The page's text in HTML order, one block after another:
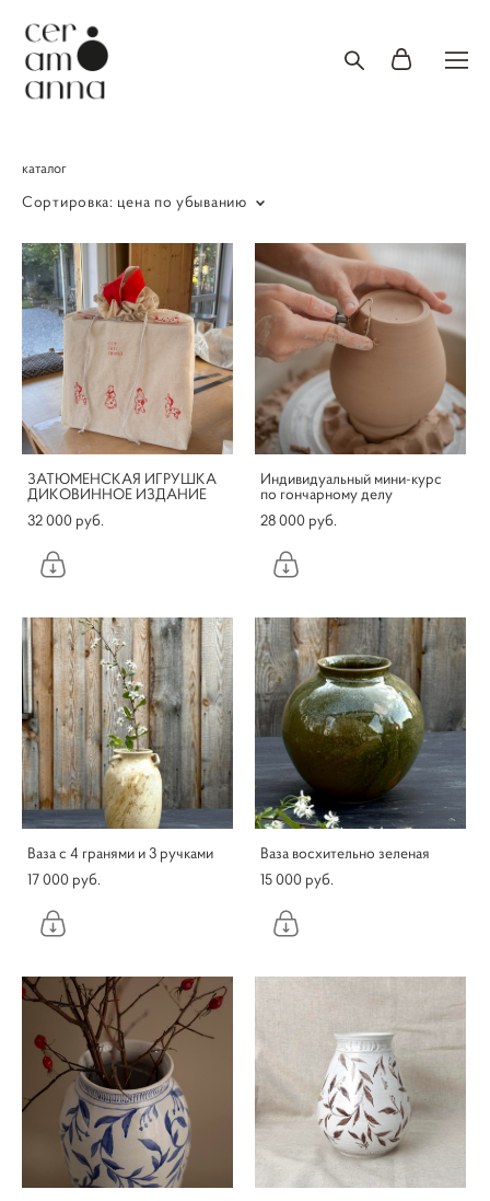
каталог
Сортировка: цена по убыванию
ЗАТЮМЕНСКАЯ ИГРУШКА
ДИКОВИННОЕ ИЗДАНИЕ
32 000 pуб.
Индивидуальный мини-курс
по гончарному делу
28 000 pуб.
Ваза с 4 гранями и 3 ручками
17 000 pуб.
Ваза восхительно зеленая
15 000 pуб.